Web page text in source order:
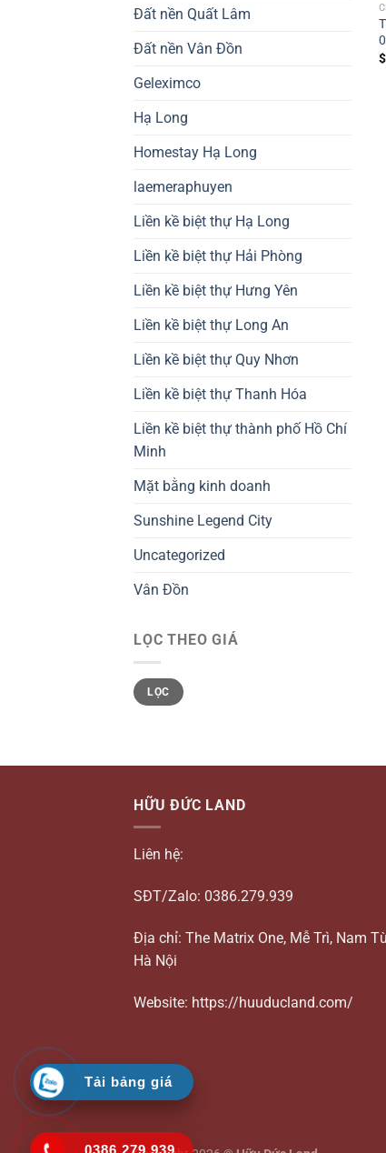
Đất nền Quất Lâm
Đất nền Vân Đồn
Geleximco
Hạ Long
Homestay Hạ Long
laemeraphuyen
Liền kề biệt thự Hạ Long
Liền kề biệt thự Hải Phòng
Liền kề biệt thự Hưng Yên
Liền kề biệt thự Long An
Liền kề biệt thự Quy Nhơn
Liền kề biệt thự Thanh Hóa
Liền kề biệt thự thành phố Hồ Chí
Minh
Mặt bằng kinh doanh
Sunshine Legend City
Uncategorized
Vân Đồn
LỌC THEO GIÁ
Giá
tối
thiểu
Giá
tối
đa
LỌC
$
HỮU ĐỨC LAND
Liên hệ:
SĐT/Zalo: 0386.279.939
Địa chỉ: The Matrix One, Mễ Trì, Nam
Hà Nội
Website: https://huuducland.com/
Tải bảng giá
0386.279.939